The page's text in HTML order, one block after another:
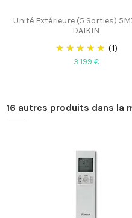
Unité Extérieure (5 Sorties)
DAIKIN
(1)
3 199 €
16 autres produits dans la